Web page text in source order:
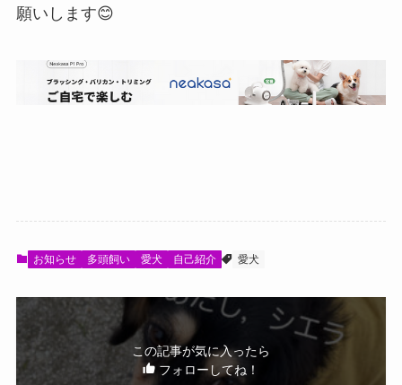
願いします😊
お知らせ 多頭飼い 愛犬 自己紹介 愛犬
この記事が気に入ったら
フォローしてね！